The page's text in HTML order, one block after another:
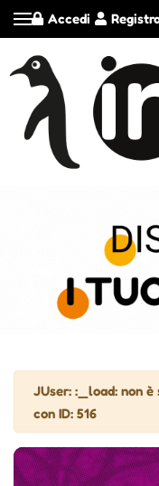
Accedi
Attenzione
JUser: :_load: non
con ID: 516